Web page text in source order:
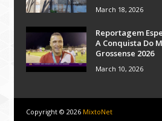
March 18, 2026
Reportagem
A Conquista Do
Grossense 2026
March 10, 2026
Copyright ©2026 MixtoNet